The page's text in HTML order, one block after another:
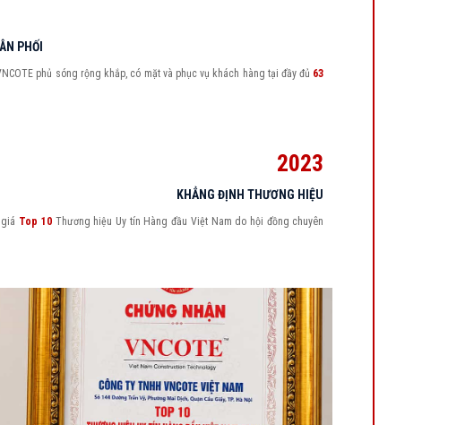
PHỐI
phủ sóng rộng khắp, có mặt và phục vụ khách hàng tại đầy đủ 63
2023
KHẲNG ĐỊNH THƯƠNG HIỆU
Top 10Thương hiệu Uy tín Hàng đầu Việt Nam do hội đồng chuyên